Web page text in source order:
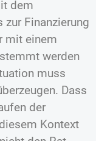
dem
zur Finanzierung
mit einem
werden
muss
Dass
der
Kontext